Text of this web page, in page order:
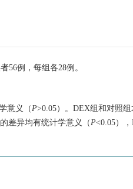
56例，每组各28例。
意义（P>0.05）。DEX组和对照
差异均有统计学意义（P<0.05）